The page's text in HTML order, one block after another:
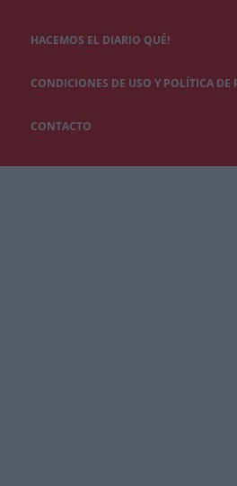
HACEMOS EL DIARIO QUÉ!
CONDICIONES DE USO Y POLÍTICA DE
CONTACTO